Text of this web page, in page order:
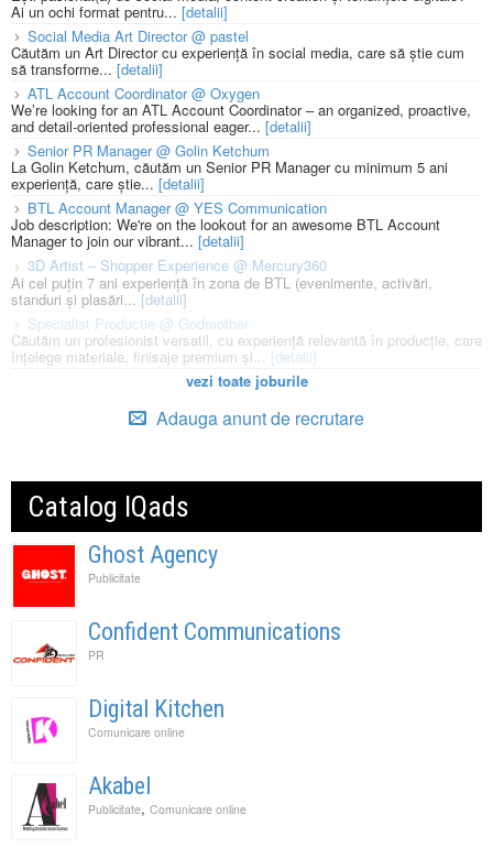
Ai un ochi format pentru... [detalii]
Social Media Art Director @ pastel
Căutăm un Art Director cu experiență în social media, care să știe cum
să transforme... [detalii]
ATL Account Coordinator @ Oxygen
We’re looking for an ATL Account Coordinator – an organized, proactive,
and detail-oriented professional eager... [detalii]
Senior PR Manager @ Golin Ketchum
La Golin Ketchum, căutăm un Senior PR Manager cu minimum 5 ani
experiență, care știe... [detalii]
BTL Account Manager @ YES Communication
Job description: We're on the lookout for an awesome BTL Account
Manager to join our vibrant... [detalii]
3D Artist – Shopper Experience @ Mercury360
Ai cel puțin 7 ani experiență în zona de BTL (evenimente, activări,
standuri și plasări...[detalii]
Specialist Productie @ Godmother
Căutăm un profesionist versatil, cu experiență relevantă în producție, care
înțelege materiale, finisaje premium și... [detalii]
vezi toate joburile
Adauga anunt de recrutare
Catalog IQads
Ghost Agency
Publicitate
Confident Communications
PR
Digital Kitchen
Comunicare online
Akabel
Publicitate, Comunicare online